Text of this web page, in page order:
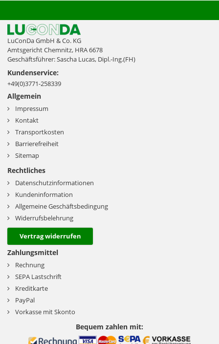
LuConDa GmbH & Co. KG
Amtsgericht Chemnitz, HRA 6678
Geschäftsführer: Sascha Lucas, Dipl.-Ing.(FH)
Kundenservice:
+49(0)3771-258339
Allgemein
Impressum
Kontakt
Transportkosten
Barrierefreiheit
Sitemap
Rechtliches
Datenschutzinformationen
Kundeninformation
Allgemeine Geschäftsbedingung
Widerrufsbelehrung
Vertrag widerrufen
Zahlungsmittel
Rechnung
SEPA Lastschrift
Kreditkarte
PayPal
Vorkasse mit Skonto
Bequem zahlen mit: